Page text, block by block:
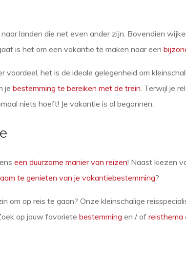
landen die net even ander zijn. Bovendien
is het om een vakantie te maken naar een
voordeel, het is de ideale gelegenheid om
je bestemming te bereiken met de trein . Terwijl je
niets hoeft! Je vakantie is al begonnen.
een duurzame manier van reizen! Naast kiezen
te genieten van je vakantiebestemming?
om op reis te gaan? Onze kleinschalige
op jouw favoriete bestemming en / of reisthema